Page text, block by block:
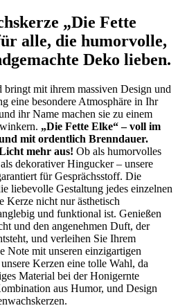
„Die Fette
alle, die humorvolle,
Deko lieben.
mit ihrem massiven Design und
eine besondere Atmosphäre in Ihr
ihr Name machen sie zu einem
„Die Fette Elke“ – voll im
mit ordentlich Brenndauer.
mehr aus! Ob als humorvolles
dekorativer Hingucker – unsere
für Gesprächsstoff. Die
liebevolle Gestaltung jedes einzelnen
Kerze nicht nur ästhetisch
und funktional ist. Genießen
und den angenehmen Duft, der
und verleihen Sie Ihrem
Note mit unseren einzigartigen
Kerzen eine tolle Wahl, da
Material bei der Honigernte
aus Humor, und Design